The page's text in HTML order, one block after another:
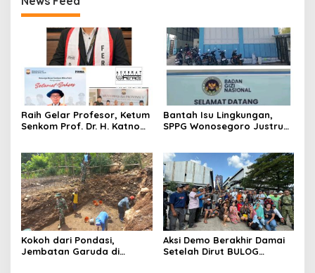
Raih Gelar Profesor, Ketum
Senkom Prof. Dr. H. Katno
Baru Pariwisata dan
Ketahanan Ekonomi
Bantah Isu Lingkungan,
SPPG Wonosegoro Justru
Kokoh dari Pondasi,
Jembatan Garuda di
Aksi Demo Berakhir Damai
Setelah Dirut BULOG